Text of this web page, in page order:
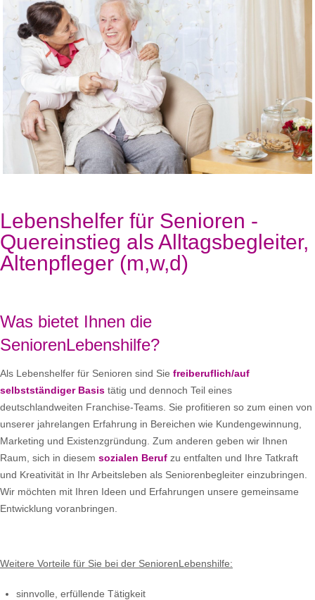
Lebenshelfer für Senioren -
Quereinstieg als Alltagsbegleiter,
Altenpfleger (m,w,d)
Was bietet Ihnen die
SeniorenLebenshilfe?
Als Lebenshelfer für Senioren sind Sie freiberuflich/auf
selbstständiger Basis tätig und dennoch Teil eines
deutschlandweiten Franchise-Teams. Sie profitieren so zum einen von
unserer jahrelangen Erfahrung in Bereichen wie Kundengewinnung,
Marketing und Existenzgründung. Zum anderen geben wir Ihnen
Raum, sich in diesem sozialen Beruf zu entfalten und Ihre Tatkraft
und Kreativität in Ihr Arbeitsleben als Seniorenbegleiter einzubringen.
Wir möchten mit Ihren Ideen und Erfahrungen unsere gemeinsame
Entwicklung voranbringen.
Weitere Vorteile für Sie bei der SeniorenLebenshilfe:
sinnvolle, erfüllende Tätigkeit